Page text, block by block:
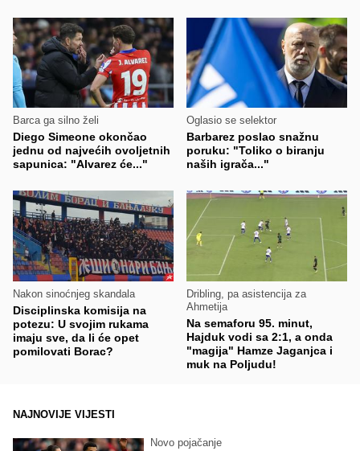
Barca ga silno želi
Diego Simeone okončao
jednu od najvećih ovoljetnih
sapunica: "Alvarez će..."
Oglasio se selektor
Barbarez poslao snažnu
poruku: "Toliko o biranju
naših igrača..."
Nakon sinoćnjeg skandala
Disciplinska komisija na
potezu: U svojim rukama
imaju sve, da li će opet
pomilovati Borac?
Dribling, pa asistencija za
Ahmetija
Na semaforu 95. minut,
Hajduk vodi sa 2:1, a onda
"magija" Hamze Jaganjca i
muk na Poljudu!
NAJNOVIJE VIJESTI
Novo pojačanje